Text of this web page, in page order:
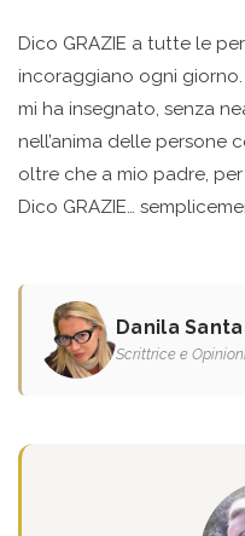
Dico GRAZIE a tutte le
incoraggiano ogni giorno.
mi ha insegnato, senza
nell’anima delle persone
oltre che a mio padre,
Dico GRAZIE…
Danila
Scrittrice e